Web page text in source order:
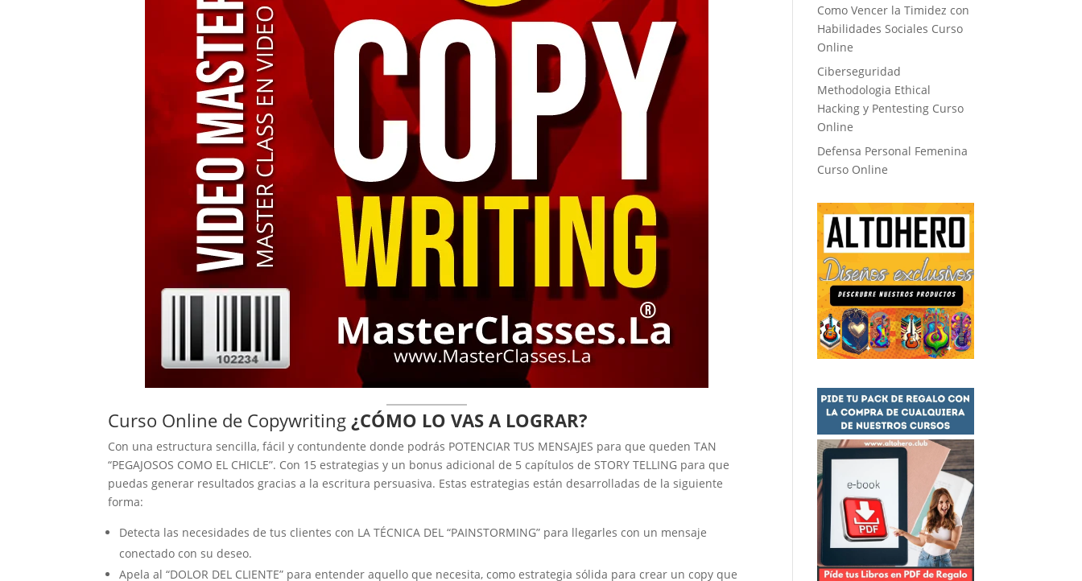
Curso Online de Copywriting ¿CÓMO LO VAS A LOGRAR?
Con una estructura sencilla, fácil y contundente donde podrás POTENCIAR TUS MENSAJES para que queden TAN
“PEGAJOSOS COMO EL CHICLE”. Con 15 estrategias y un bonus adicional de 5 capítulos de STORY TELLING para que
puedas generar resultados gracias a la escritura persuasiva. Estas estrategias están desarrolladas de la siguiente
forma:
Detecta las necesidades de tus clientes con LA TÉCNICA DEL “PAINSTORMING” para llegarles con un mensaje
conectado con su deseo.
Apela al “DOLOR DEL CLIENTE” para entender aquello que necesita, como estrategia sólida para crear un copy que
Como Vencer la Timidez con
Habilidades Sociales Curso
Online
Ciberseguridad
Methodologia Ethical
Hacking y Pentesting Curso
Online
Defensa Personal Femenina
Curso Online